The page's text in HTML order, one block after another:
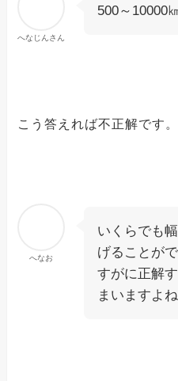
へなじんさん
500～10000
こう答えれば不正解です。
へなお
いくらでも
げることが
すがに正解
まいますよね